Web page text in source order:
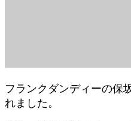
フランクダンディーの保
れました。